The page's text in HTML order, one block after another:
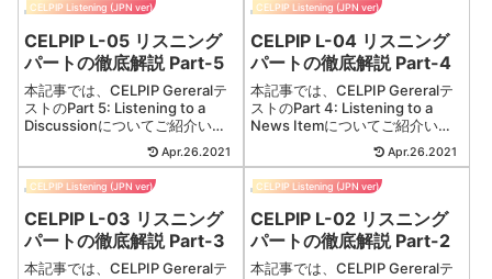
CELPIP Listening (JPN ver)
CELPIP L-05 リスニング
パートの徹底解説 Part-5
本記事では、CELPIP Gereralテ
ストのPart 5: Listening to a
Discussionについてご紹介いた
します。Part 5: Listening to a
Apr.26.2021
CELPIP Listening (JPN ver)
CELPIP L-04 リスニング
パートの徹底解説 Part-4
本記事では、CELPIP Gereralテ
ストのPart 4: Listening to a
News Itemについてご紹介いた
します。Part 4: Listening to a
Apr.26.2021
CELPIP Listening (JPN ver)
CELPIP L-03 リスニング
パートの徹底解説 Part-3
本記事では、CELPIP Gereralテ
CELPIP Listening (JPN ver)
CELPIP L-02 リスニング
パートの徹底解説 Part-2
本記事では、CELPIP Gereralテ